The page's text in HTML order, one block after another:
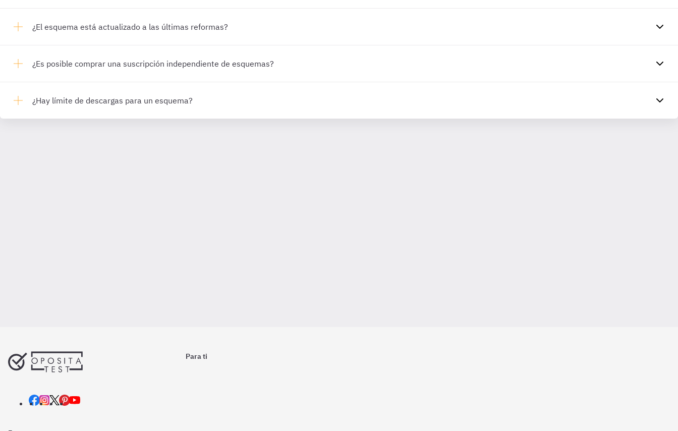
¿El esquema está actualizado a las últimas reformas?
¿Es posible comprar una suscripción independiente de esquemas?
¿Hay límite de descargas para un esquema?
Para ti